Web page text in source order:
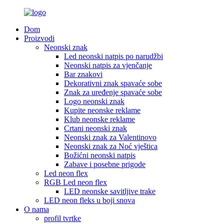
Dom
Proizvodi
Neonski znak
Led neonski natpis po narudžbi
Neonski natpis za vjenčanje
Bar znakovi
Dekorativni znak spavaće sobe
Znak za uređenje spavaće sobe
Logo neonski znak
Kupite neonske reklame
Klub neonske reklame
Crtani neonski znak
Neonski znak za Valentinovo
Neonski znak za Noć vještica
Božićni neonski natpis
Zabave i posebne prigode
Led neon flex
RGB Led neon flex
LED neonske savitljive trake
LED neon fleks u boji snova
O nama
profil tvrtke